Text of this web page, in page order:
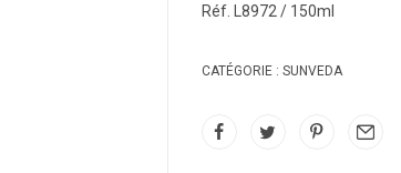
Réf. L8972 / 150ml
CATÉGORIE : SUNVEDA